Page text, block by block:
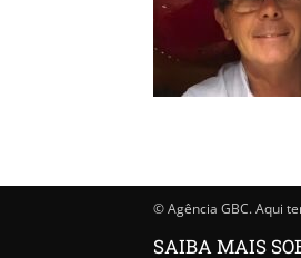
© Agência GBC. Aqui
SAIBA MAIS